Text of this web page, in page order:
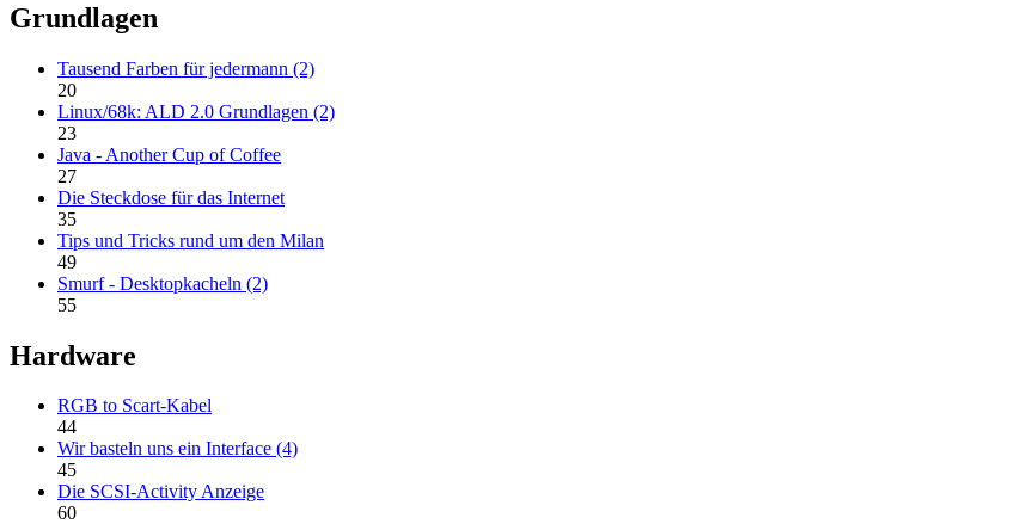
Grundlagen
Tausend Farben für jedermann (2)
20
Linux/68k: ALD 2.0 Grundlagen (2)
23
Java - Another Cup of Coffee
27
Die Steckdose für das Internet
35
Tips und Tricks rund um den Milan
49
Smurf - Desktopkacheln (2)
55
Hardware
RGB to Scart-Kabel
44
Wir basteln uns ein Interface (4)
45
Die SCSI-Activity Anzeige
60